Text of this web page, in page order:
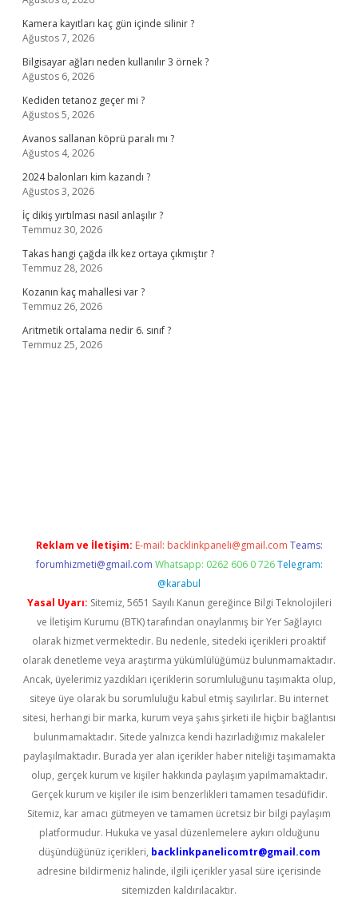
Kamera kayıtları kaç gün içinde silinir ?
Ağustos 7, 2026
Bilgisayar ağları neden kullanılır 3 örnek ?
Ağustos 6, 2026
Kediden tetanoz geçer mi ?
Ağustos 5, 2026
Avanos sallanan köprü paralı mı ?
Ağustos 4, 2026
2024 balonları kim kazandı ?
Ağustos 3, 2026
İç dikiş yırtılması nasıl anlaşılır ?
Temmuz 30, 2026
Takas hangi çağda ilk kez ortaya çıkmıştır ?
Temmuz 28, 2026
Kozanın kaç mahallesi var ?
Temmuz 26, 2026
Aritmetik ortalama nedir 6. sınıf ?
Temmuz 25, 2026
Reklam ve İletişim: E-mail: backlinkpaneli@gmail.com Teams:
forumhizmeti@gmail.com Whatsapp: 0262 606 0 726 Telegram:
@karabul
Yasal Uyarı: Sitemiz, 5651 Sayılı Kanun gereğince Bilgi Teknolojileri
ve İletişim Kurumu (BTK) tarafından onaylanmış bir Yer Sağlayıcı
olarak hizmet vermektedir. Bu nedenle, sitedeki içerikleri proaktif
olarak denetleme veya araştırma yükümlülüğümüz bulunmamaktadır.
Ancak, üyelerimiz yazdıkları içeriklerin sorumluluğunu taşımakta olup,
siteye üye olarak bu sorumluluğu kabul etmiş sayılırlar. Bu internet
sitesi, herhangi bir marka, kurum veya şahıs şirketi ile hiçbir bağlantısı
bulunmamaktadır. Sitede yalnızca kendi hazırladığımız makaleler
paylaşılmaktadır. Burada yer alan içerikler haber niteliği taşımamakta
olup, gerçek kurum ve kişiler hakkında paylaşım yapılmamaktadır.
Gerçek kurum ve kişiler ile isim benzerlikleri tamamen tesadüfidir.
Sitemiz, kar amacı gütmeyen ve tamamen ücretsiz bir bilgi paylaşım
platformudur. Hukuka ve yasal düzenlemelere aykırı olduğunu
düşündüğünüz içerikleri, backlinkpanelicomtr@gmail.com
adresine bildirmeniz halinde, ilgili içerikler yasal süre içerisinde
sitemizden kaldırılacaktır.